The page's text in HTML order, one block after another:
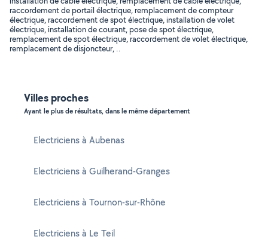
raccordement de portail électrique, remplacement de compteur
électrique, raccordement de spot électrique, installation de volet
électrique, installation de courant, pose de spot électrique,
remplacement de spot électrique, raccordement de volet électrique,
remplacement de disjoncteur, ..
Villes proches
Ayant le plus de résultats, dans le même département
Electriciens à Aubenas
Electriciens à Guilherand-Granges
Electriciens à Tournon-sur-Rhône
Electriciens à Le Teil